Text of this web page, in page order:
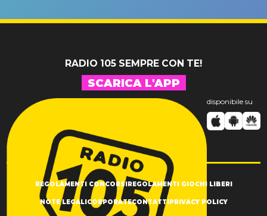
RADIO 105 SEMPRE CON TE!
SCARICA L'APP
disponibile su
REGOLAMENTI CONCORSI REGOLAMENTI GIOCHI LIBERI
NOTE LEGALI CORPORATECONTATTI PRIVACY POLICY